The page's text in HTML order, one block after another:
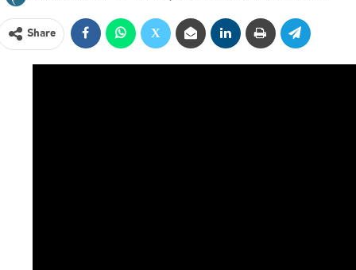
Share